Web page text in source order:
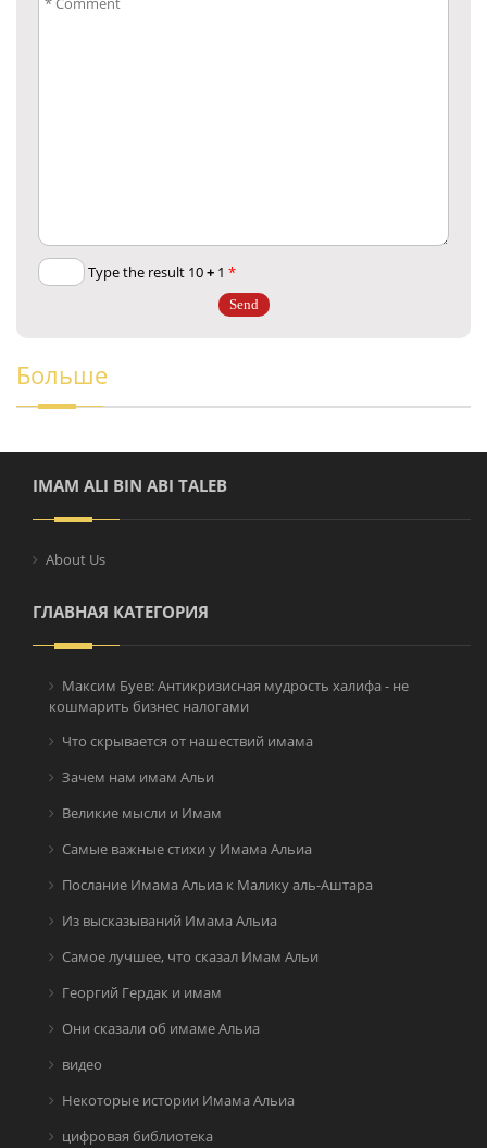
*
+ 1
Больше
IMAM ALI BIN ABI TALEB
About Us
ГЛАВНАЯ КАТЕГОРИЯ
Максим Буев: Антикризисная мудрость халифа - не
кошмарить бизнес налогами
Что скрывается от нашествий имама
Зачем нам имам Альи
Великие мысли и Имам
Самые важные стихи у Имама Альиа
Послание Имама Альиа к Малику аль-Аштара
Из высказываний Имама Альиа
Самое лучшее, что сказал Имам Альи
Георгий Гердак и имам
Они сказали об имаме Альиа
видео
Некоторые истории Имама Альиа
цифровая библиотека